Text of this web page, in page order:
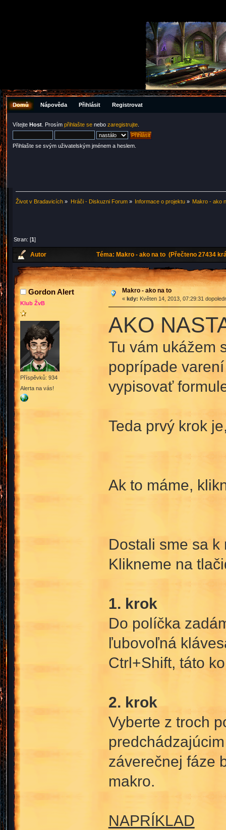
Domů Nápověda Přihlásit Registrovat
Vítejte Host . Prosím přihlašte se nebo zaregistrujte
Přihlašte se svým uživatelským jménem a heslem.
Život v Bradavicích » Hráči - Diskuzni Forum» Informace o projektu» Makro - ako
Stran: [1]
Autor Téma: Makro - ako na to (Přečteno 27434
Gordon Alert
Klub ŽvB
Příspěvků: 934
Alerta na vás!
Makro - ako na to
« kdy: Květen 14, 2013, 07:29:31
AKO
Tu vám ukážem
poprípade
vypisovať
Teda prvý krok
Ak to máme,
Dostali sme sa
Klikneme na
1. krok
Do políčka
ľubovoľná
Ctrl+Shift, táto
2. krok
Vyberte z troch
záverečnej fáze
makro.
NAPRÍKLAD